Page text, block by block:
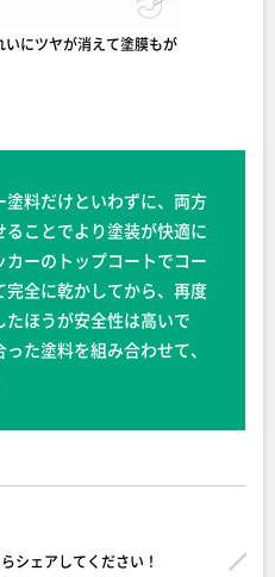
にツヤが消えて塗膜もが
料だけといわずに、両方
ことでより塗装が快適に
ーのトップコートでコー
完全に乾かしてから、再度
ほうが安全性は高いで
た塗料を組み合わせて、
シェアしてください！